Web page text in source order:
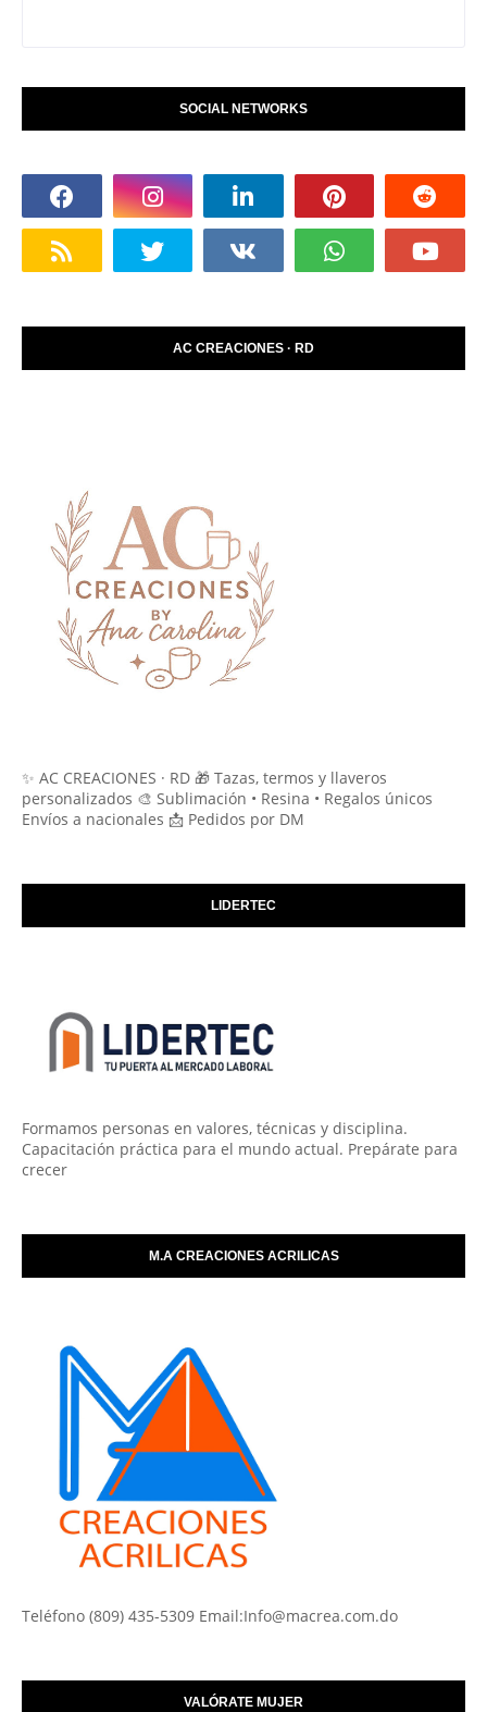
SOCIAL NETWORKS
AC CREACIONES · RD
✨ AC CREACIONES · RD 🎁 Tazas, termos y llaveros
personalizados 🎨 Sublimación • Resina • Regalos únicos
Envíos a nacionales 📩 Pedidos por DM
LIDERTEC
Formamos personas en valores, técnicas y disciplina.
Capacitación práctica para el mundo actual. Prepárate para
crecer
M.A CREACIONES ACRILICAS
Teléfono (809) 435-5309 Email:Info@macrea.com.do
VALÓRATE MUJER